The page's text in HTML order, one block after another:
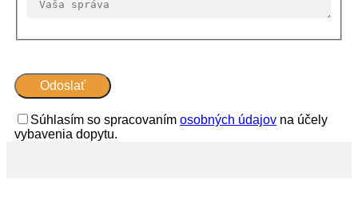
Súhlasím so spracovaním osobných údajov na účely
vybavenia dopytu.